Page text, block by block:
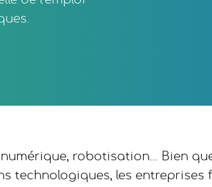
robotisation… Bien
technologiques, les